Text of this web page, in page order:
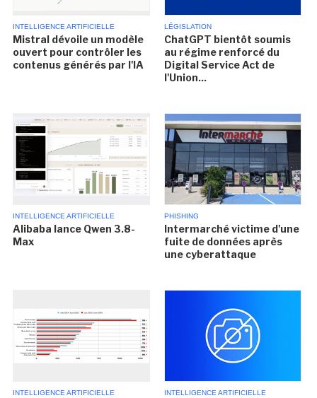
INTELLIGENCE ARTIFICIELLE
Mistral dévoile un modèle
ouvert pour contrôler les
contenus générés par l'IA
LÉGISLATION
ChatGPT bientôt soumis
au régime renforcé du
Digital Service Act de
l'Union...
INTELLIGENCE ARTIFICIELLE
Alibaba lance Qwen 3.8-
Max
PHISHING
Intermarché victime d'une
fuite de données après
une cyberattaque
INTELLIGENCE ARTIFICIELLE INTELLIGENCE ARTIFICIELLE